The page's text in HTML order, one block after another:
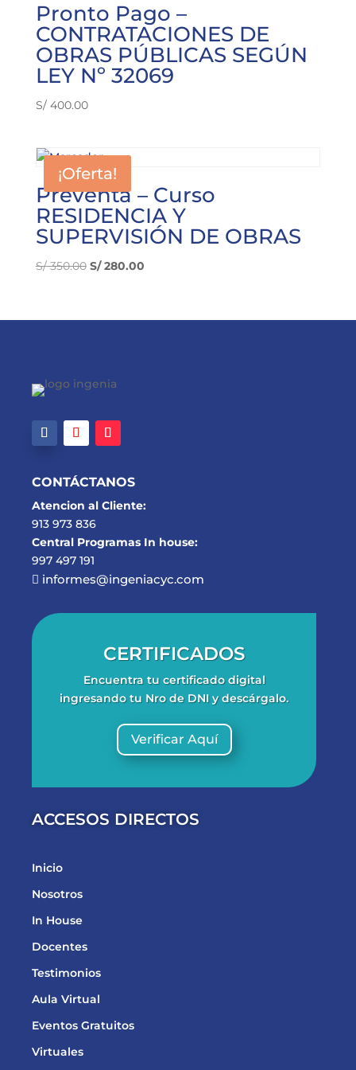
Pronto Pago –
CONTRATACIONES DE
OBRAS PÚBLICAS SEGÚN
LEY Nº 32069
S/400.00
¡Oferta!
Preventa – Curso
RESIDENCIA Y
SUPERVISIÓN DE OBRAS
S/350.00 El
era:
S/280.00El
es:
CONTÁCTANOS
Atencion al Cliente:
913 973 836
Central Programas In house:
997 497 191
 informes@ingeniacyc.com
CERTIFICADOS
Encuentra tu certificado digital
ingresando tu Nro de DNI y descárgalo.
Verificar Aquí
ACCESOS DIRECTOS
Inicio
Nosotros
In House
Docentes
Testimonios
Aula Virtual
Eventos Gratuitos
Virtuales